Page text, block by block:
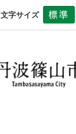
文字サイズ